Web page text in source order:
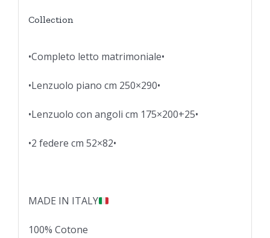
Collection
•Completo letto matrimoniale•
•Lenzuolo piano cm 250×290•
•Lenzuolo con angoli cm 175×200+25•
•2 federe cm 52×82•
MADE IN ITALY
100% Cotone